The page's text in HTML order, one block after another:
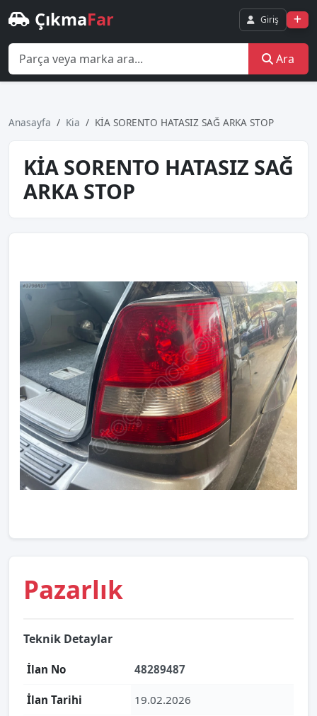
ÇıkmaFar Giriş
Ara
Anasayfa Kia KİA SORENTO HATASIZ SAĞ ARKA STOP
KİA SORENTO HATASIZ SAĞ
ARKA STOP
Pazarlık
Teknik Detaylar
İlan No 48289487
İlan Tarihi 19.02.2026